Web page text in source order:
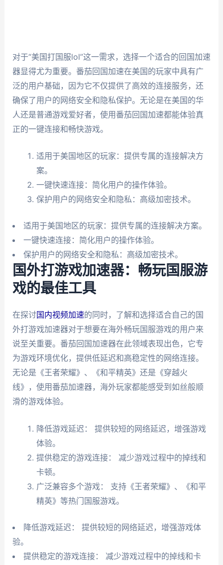
对于“美国打国服lol”这一需求，选择一个适合的回国加速
器显得尤为重要。番茄回国加速在美国的玩家中具有广
泛的用户基础，因为它不仅提供了高效的连接服务，还
确保了用户的网络安全和隐私保护。无论是在美国的华
人还是普通游戏爱好者，使用番茄回国加速都能体验真
正的一键连接和畅快游戏。
适用于美国地区的玩家：提供专属的连接解决方
案。
一键快速连接：简化用户的操作体验。
保护用户的网络安全和隐私：高级加密技术。
适用于美国地区的玩家：提供专属的连接解决方案。
一键快速连接：简化用户的操作体验。
保护用户的网络安全和隐私：高级加密技术。
国外打游戏加速器：畅玩国服游
戏的最佳工具
在探讨国内视频加速的同时，了解和选择适合自己的国
外打游戏加速器对于想要在海外畅玩国服游戏的用户来
说至关重要。番茄回国加速器在此领域表现出色，它专
为游戏环境优化，提供低延迟和高稳定性的网络连接。
无论是《王者荣耀》、《和平精英》还是《穿越火
线》，使用番茄加速器，海外玩家都能感受到如丝般顺
滑的游戏体验。
降低游戏延迟： 提供较短的网络延迟，增强游戏
体验。
提供稳定的游戏连接： 减少游戏过程中的掉线和
卡顿。
广泛兼容多个游戏： 支持《王者荣耀》、《和平
精英》等热门国服游戏。
降低游戏延迟： 提供较短的网络延迟，增强游戏体
验。
提供稳定的游戏连接： 减少游戏过程中的掉线和卡